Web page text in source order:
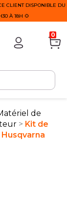
CLIENT DISPONIBLE DU
À 18H 🌻
0
de
Kit de